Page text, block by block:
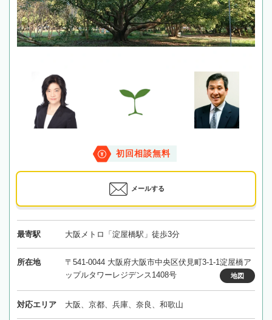
初回相談無料
メールする
最寄駅 大阪メトロ「淀屋橋駅」徒歩3分
所在地
〒541-0044 大阪府大阪市中央区伏見町3-1-1淀屋橋ア
ップルタワーレジデンス1408号
地図
対応エリア 大阪、京都、兵庫、奈良、和歌山